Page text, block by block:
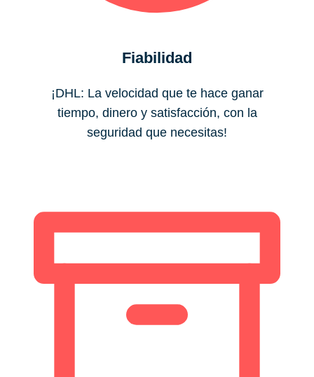
Fiabilidad
¡DHL: La velocidad que te hace ganar
tiempo, dinero y satisfacción, con la
seguridad que necesitas!